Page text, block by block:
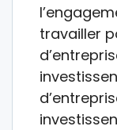
travailler